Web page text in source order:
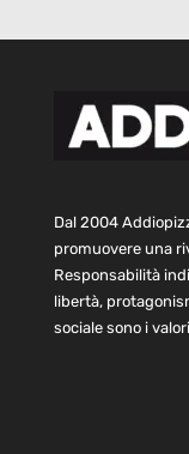
Dal 2004
promuovere una
Responsabilità
libertà,
sociale sono i